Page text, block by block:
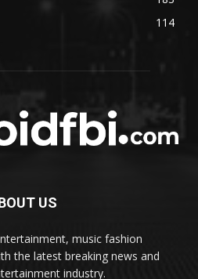
114
US
music fashion
the latest breaking news and
industry.